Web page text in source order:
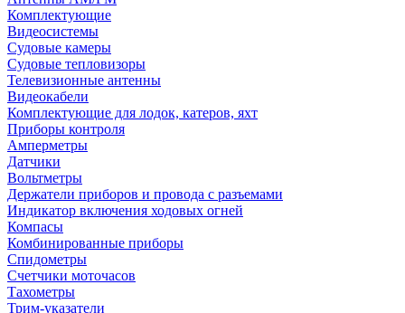
Комплектующие
Видеосистемы
Судовые камеры
Cудовые тепловизоры
Телевизионные антенны
Видеокабели
Комплектующие для лодок, катеров, яхт
Приборы контроля
Амперметры
Датчики
Вольтметры
Держатели приборов и провода с разъемами
Индикатор включения ходовых огней
Компасы
Комбинированные приборы
Спидометры
Счетчики моточасов
Тахометры
Трим-указатели